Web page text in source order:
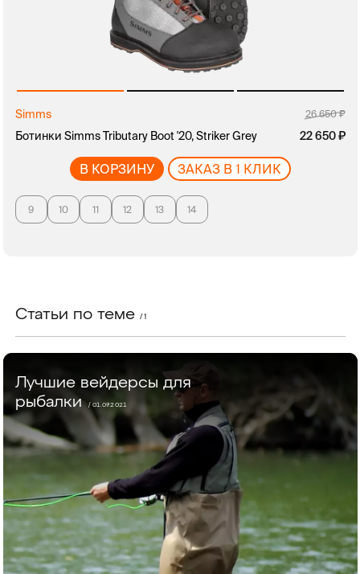
Simms 26 650
Ботинки Simms Tributary Boot '20, Striker Grey 22 650
В КОРЗИНУ ЗАКАЗ В 1 КЛИК
9 10 11 12 13 14
Статьи по теме / 1
Лучшие вейдерсы для
рыбалки / 01.07.2021